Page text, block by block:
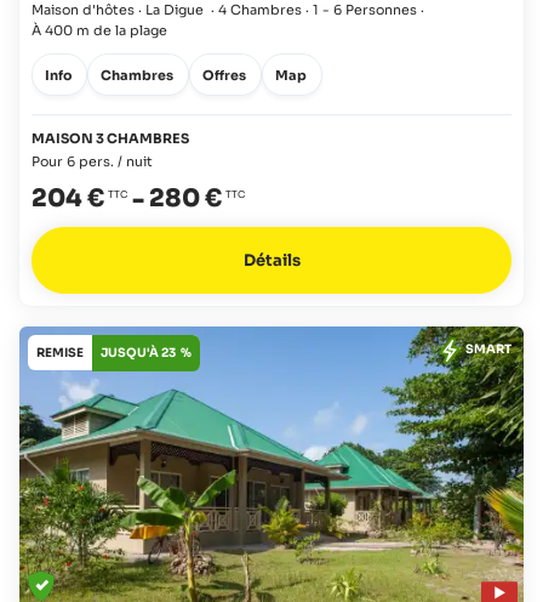
Maison d'hôtes · La Digue · 4 Chambres · 1 - 6 Personnes ·
À 400 m de la plage
Info Chambres Offres Map
MAISON 3 CHAMBRES
Pour 6 pers. / nuit
204 € - 280 €
Détails
REMISE JUSQU'À 23 % SMART